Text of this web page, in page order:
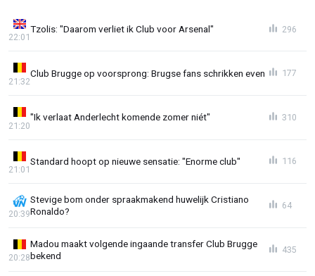
Tzolis: "Daarom verliet ik Club voor Arsenal"
22:01
296
Club Brugge op voorsprong: Brugse fans schrikken even
21:32
177
"Ik verlaat Anderlecht komende zomer niét"
21:20
310
Standard hoopt op nieuwe sensatie: "Enorme club"
21:01
116
Stevige bom onder spraakmakend huwelijk Cristiano
Ronaldo?
20:39
64
Madou maakt volgende ingaande transfer Club Brugge
bekend
20:28
435